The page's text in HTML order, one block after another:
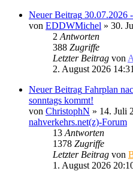
Neuer Beitrag 30.07.2026
von EDDWMichel » 30.
2 Antworten
388 Zugriffe
Letzter Beitrag von
2. August 2026 14:31
Neuer Beitrag Fahrplan
sonntags kommt!
von ChristophN » 14. Juli
nahverkehrs.net(z)-Forum
13 Antworten
1378 Zugriffe
Letzter Beitrag von
1. August 2026